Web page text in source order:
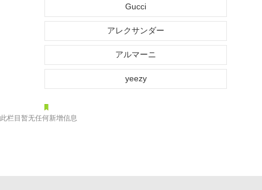
Gucci
アレクサンダー
アルマーニ
yeezy
此栏目暂无任何新增信息